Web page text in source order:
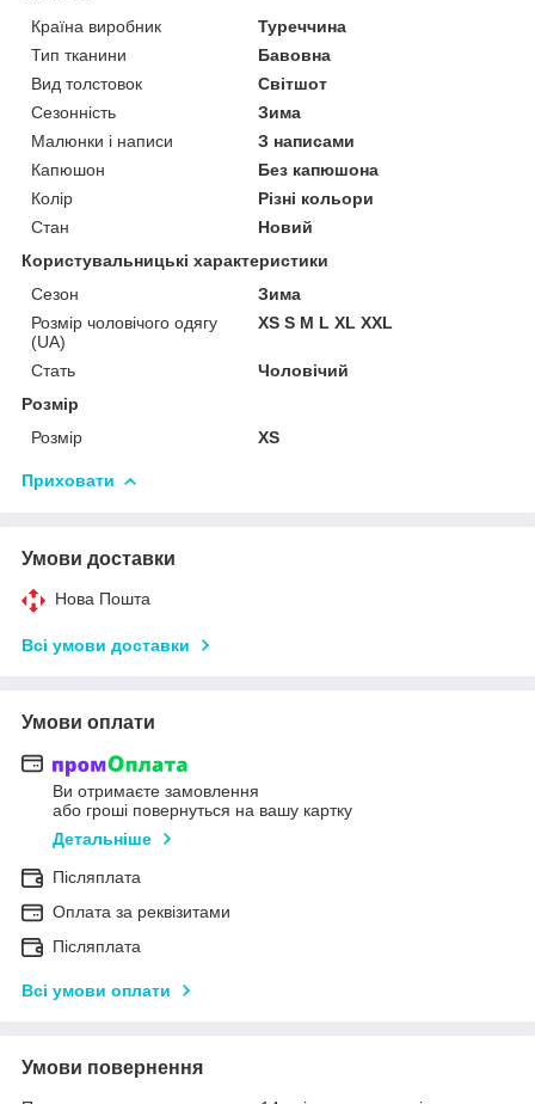
Країна виробник
Туреччина
Тип тканини
Бавовна
Вид толстовок
Світшот
Сезонність
Зима
Малюнки і написи
З написами
Капюшон
Без капюшона
Колір
Різні кольори
Стан
Новий
Користувальницькі характеристики
Сезон
Зима
Розмір чоловічого одягу
(UA)
XS S M L XL XXL
Стать
Чоловічий
Розмір
Розмір
XS
Приховати
Умови доставки
Нова Пошта
Всі умови доставки
Умови оплати
Ви отримаєте замовлення
або гроші повернуться на вашу картку
Детальніше
Післяплата
Оплата за реквізитами
Післяплата
Всі умови оплати
Умови повернення